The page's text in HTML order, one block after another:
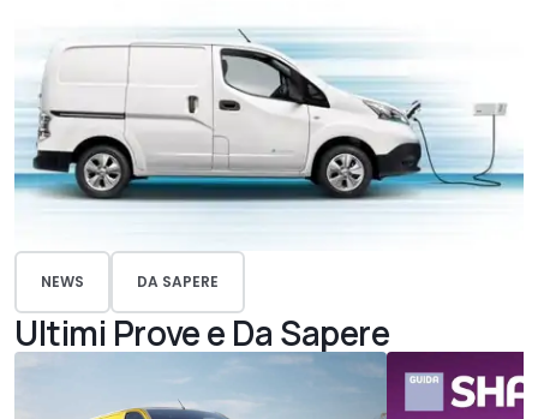
NEWS DA SAPERE
Ultimi Prove e Da Sapere